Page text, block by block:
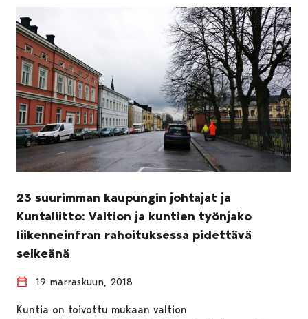
23 suurimman kaupungin johtajat ja
Kuntaliitto: Valtion ja kuntien työnjako
liikenneinfran rahoituksessa pidettävä
selkeänä
19 marraskuun, 2018
Kuntia on toivottu mukaan valtion